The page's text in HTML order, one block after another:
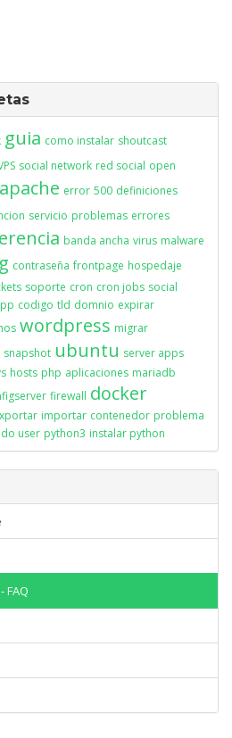
guia como instalar shoutcast
social network red social open
apache error 500 definiciones
servicio problemas errores
banda ancha virus malware
contraseña frontpage hospedaje
soporte cron cron jobs social
codigo tld domnio expirar
wordpress migrar
snapshot ubuntu server apps
hosts php aplicaciones mariadb
firewall docker
importar contenedor problema
user python3 instalar python
FAQ